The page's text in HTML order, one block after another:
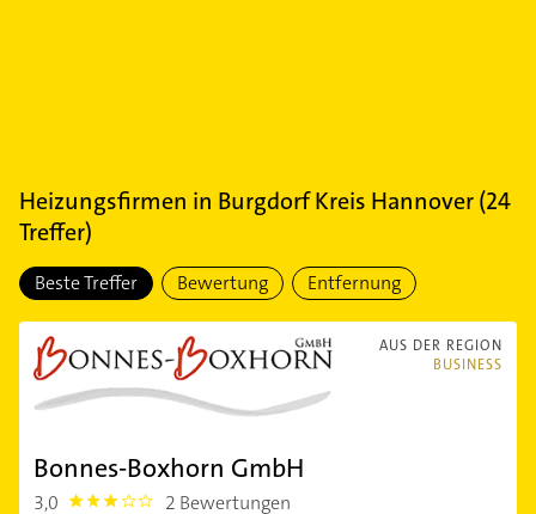
Heizungsfirmen in Burgdorf Kreis Hannover(24
Treffer)
Beste Treffer Bewertung Entfernung
AUS DER REGION
BUSINESS
Bonnes-Boxhorn GmbH
3,0 3.0 2 Bewertungen